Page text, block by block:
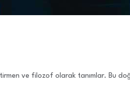
ve filozof olarak tanımlar. Bu